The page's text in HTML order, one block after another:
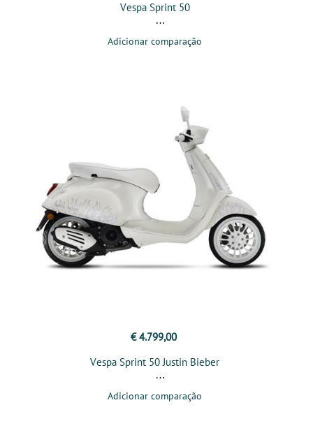
Vespa Sprint 50
Adicionar comparação
€ 4.799,00
Vespa Sprint 50 Justin Bieber
Adicionar comparação